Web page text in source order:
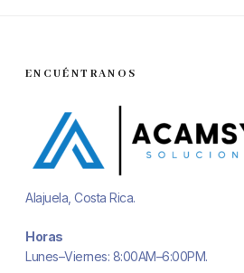
ENCUÉNTRANOS
Alajuela, Costa Rica.
Horas
Lunes–Viernes: 8:00AM–6:00PM.